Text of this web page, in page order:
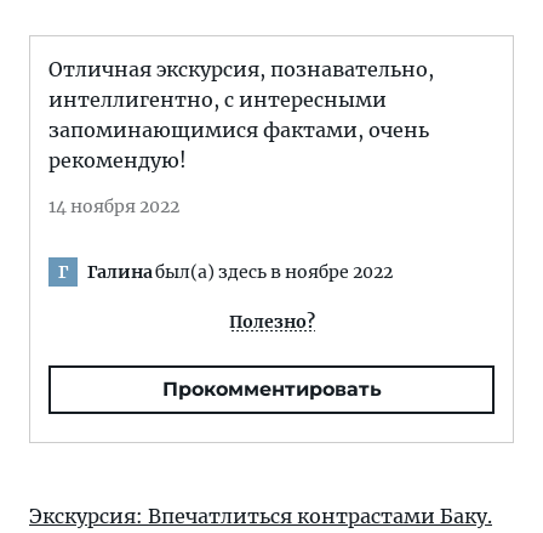
Отличная экскурсия, познавательно,
интеллигентно, с интересными
запоминающимися фактами, очень
рекомендую!
14 ноября 2022
Г Галинабыл(а) здесь в ноябре 2022
Полезно?
Прокомментировать
Экскурсия: Впечатлиться контрастами Баку.